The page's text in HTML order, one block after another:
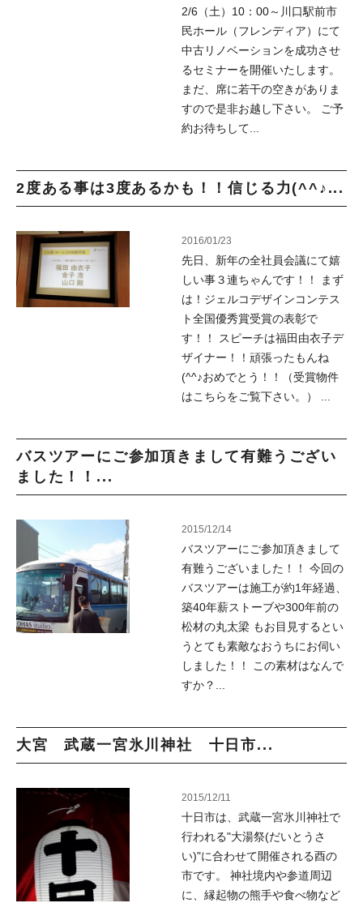
2/6（土）10：00～川口駅前市
民ホール（フレンディア）にて
中古リノベーションを成功させ
るセミナーを開催いたします。
まだ、席に若干の空きがありま
すので是非お越し下さい。 ご予
約お待ちして...
2度ある事は3度あるかも！！信じる力(^^♪...
2016/01/23
先日、新年の全社員会議にて嬉
しい事３連ちゃんです！！ まず
は！ジェルコデザインコンテス
ト全国優秀賞受賞の表彰で
す！！ スピーチは福田由衣子デ
ザイナー！！頑張ったもんね
(^^♪おめでとう！！（受賞物件
はこちらをご覧下さい。） ...
バスツアーにご参加頂きまして有難うござい
ました！！...
2015/12/14
バスツアーにご参加頂きまして
有難うございました！！ 今回の
バスツアーは施工が約1年経過、
築40年薪ストーブや300年前の
松材の丸太梁 もお目見するとい
うとても素敵なおうちにお伺い
しました！！ この素材はなんで
すか？...
大宮 武蔵一宮氷川神社 十日市...
2015/12/11
十日市は、武蔵一宮氷川神社で
行われる"大湯祭(だいとうさ
い)"に合わせて開催される酉の
市です。 神社境内や参道周辺
に、縁起物の熊手や食べ物など